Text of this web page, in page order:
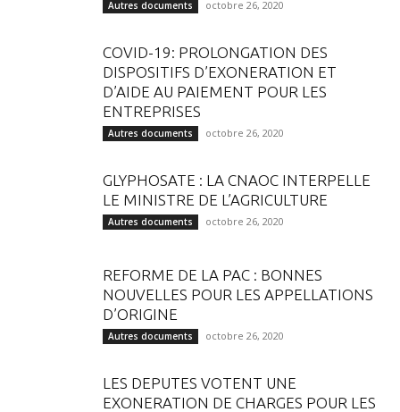
Autres documents octobre 26, 2020
COVID-19: PROLONGATION DES
DISPOSITIFS D’EXONERATION ET
D’AIDE AU PAIEMENT POUR LES
ENTREPRISES
Autres documents octobre 26, 2020
GLYPHOSATE : LA CNAOC INTERPELLE
LE MINISTRE DE L’AGRICULTURE
Autres documents octobre 26, 2020
REFORME DE LA PAC : BONNES
NOUVELLES POUR LES APPELLATIONS
D’ORIGINE
Autres documents octobre 26, 2020
LES DEPUTES VOTENT UNE
EXONERATION DE CHARGES POUR LES